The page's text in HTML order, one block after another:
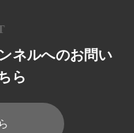
ネルへのお問い
ら